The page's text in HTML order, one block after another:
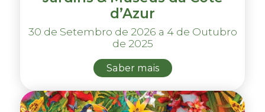
d’Azur
30 de Setembro de 2026 a 4 de Outubro
de 2025
Saber mais